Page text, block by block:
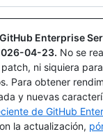
Enterprise
04-23. No se
ni siquiera
Para obtener
y nuevas
de GitHub
la actualización,